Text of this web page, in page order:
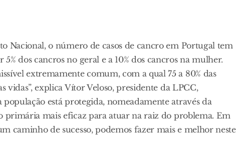
Nacional, o número de casos de cancro em Portugal tem
dos cancros no geral e a 10% dos cancros na mulher.
extremamente comum, com a qual 75 a 80% das
vidas”, explica Vítor Veloso, presidente da LPCC,
está protegida, nomeadamente através da
primária mais eficaz para atuar na raiz do problema. Em
caminho de sucesso, podemos fazer mais e melhor neste